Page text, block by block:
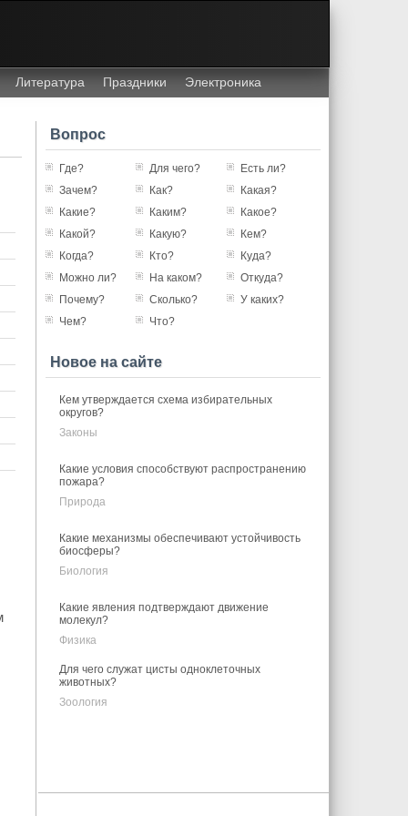
Литература Праздники Электроника
Вопрос
Где? Для чего?
Есть ли?
Зачем?
Как?
Какая?
Какие?
Каким?
Какое?
Какой?
Какую?
Кем?
Когда?
Кто?
Куда?
Можно ли?
На каком?
Откуда?
Почему?
Сколько?
У каких?
Чем?
Что?
Новое на сайте
Кем утверждается схема избирательных
округов?
Законы
Какие условия способствуют распространению
пожара?
Природа
Какие механизмы обеспечивают устойчивость
биосферы?
Биология
Какие явления подтверждают движение
молекул?
Физика
Для чего служат цисты одноклеточных
животных?
Зоология